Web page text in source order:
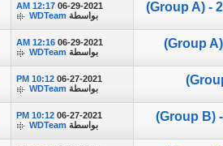
06-29-2021
12:17 AM
بواسطة WDTeam
06-29-2021
12:16 AM
بواسطة WDTeam
06-27-2021
10:12 PM
بواسطة WDTeam
06-27-2021
10:12 PM
بواسطة WDTeam